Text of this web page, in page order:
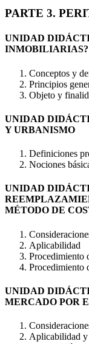
PARTE 3.
UNIDAD
INMOBILIARIAS?
Conceptos y
Principios
Objeto y
UNIDAD
Y URBANISMO
Definiciones
Nociones
UNIDAD
MÉTODO DE
Aplicabilidad
Procedimiento
Procedimiento
UNIDAD
MERCADO POR
Aplicabilidad y